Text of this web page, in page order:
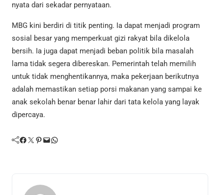
nyata dari sekadar pernyataan.
MBG kini berdiri di titik penting. Ia dapat menjadi program
sosial besar yang memperkuat gizi rakyat bila dikelola
bersih. Ia juga dapat menjadi beban politik bila masalah
lama tidak segera dibereskan. Pemerintah telah memilih
untuk tidak menghentikannya, maka pekerjaan berikutnya
adalah memastikan setiap porsi makanan yang sampai ke
anak sekolah benar benar lahir dari tata kelola yang layak
dipercaya.
Facebook Twitter Pinterest Mail WhatsApp